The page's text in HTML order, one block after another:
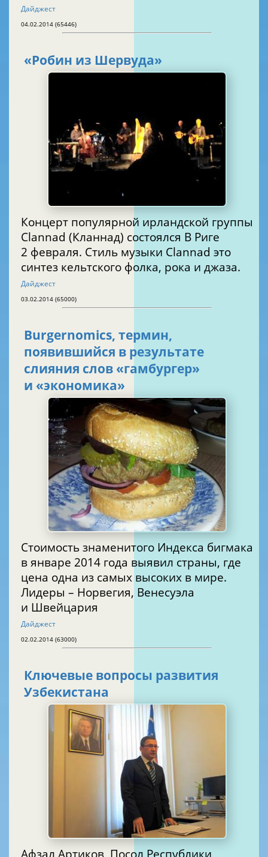
Дайджест
04.02.2014 (65446)
«Робин из Шервуда»
Концерт популярной ирландской группы
Clannad (Кланнад) состоялся В Риге
2 февраля. Стиль музыки Clannad это
синтез кельтского фолка, рока и джаза.
Дайджест
03.02.2014 (65000)
Burgernomics, термин,
появившийся в результате
слияния слов «гамбургер»
и «экономика»
Стоимость знаменитого Индекса бигмака
в январе 2014 года выявил страны, где
цена одна из самых высоких в мире.
Лидеры – Норвегия, Венесуэла
и Швейцария
Дайджест
02.02.2014 (63000)
Ключевые вопросы развития
Узбекистана
Афзал Артиков, Посол Республики